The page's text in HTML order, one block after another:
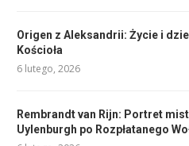
Origen z Aleksandrii: Życie i
Kościoła
6 lutego, 2026
Rembrandt van Rijn: Portret
Uylenburgh po Rozpłatanego